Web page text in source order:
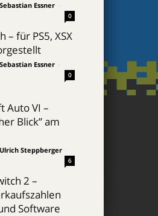
Sebastian Essner
0
– für PS5, XSX
Sebastian Essner
0
Auto VI –
Blick” am
Ulrich Steppberger
6
2 –
Software